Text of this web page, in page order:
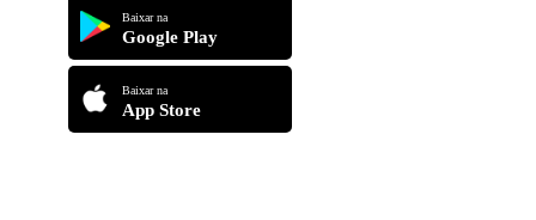
Baixar na
Google Play
Baixar na
App Store